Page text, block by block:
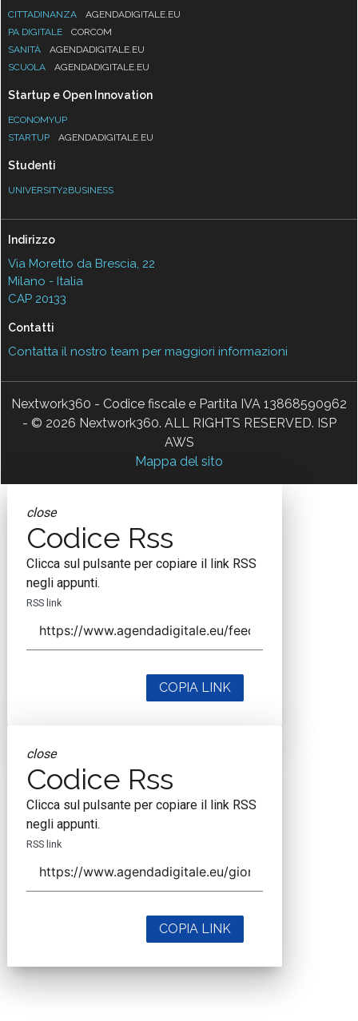
CITTADINANZA
AGENDADIGITALE.EU
PA DIGITALE
CORCOM
SANITÀ
AGENDADIGITALE.EU
SCUOLA
AGENDADIGITALE.EU
Startup e Open Innovation
ECONOMYUP
STARTUP
AGENDADIGITALE.EU
Studenti
UNIVERSITY2BUSINESS
Indirizzo
Via Moretto da Brescia, 22
Milano - Italia
CAP 20133
Contatti
Contatta il nostro team per maggiori informazioni
Nextwork360 - Codice fiscale e Partita IVA 13868590962
- © 2026 Nextwork360. ALL RIGHTS RESERVED. ISP
AWS
Mappa del sito
close
Codice Rss
Clicca sul pulsante per copiare il link RSS
negli appunti.
RSS link
COPIA LINK
close
Codice Rss
Clicca sul pulsante per copiare il link RSS
negli appunti.
RSS link
COPIA LINK